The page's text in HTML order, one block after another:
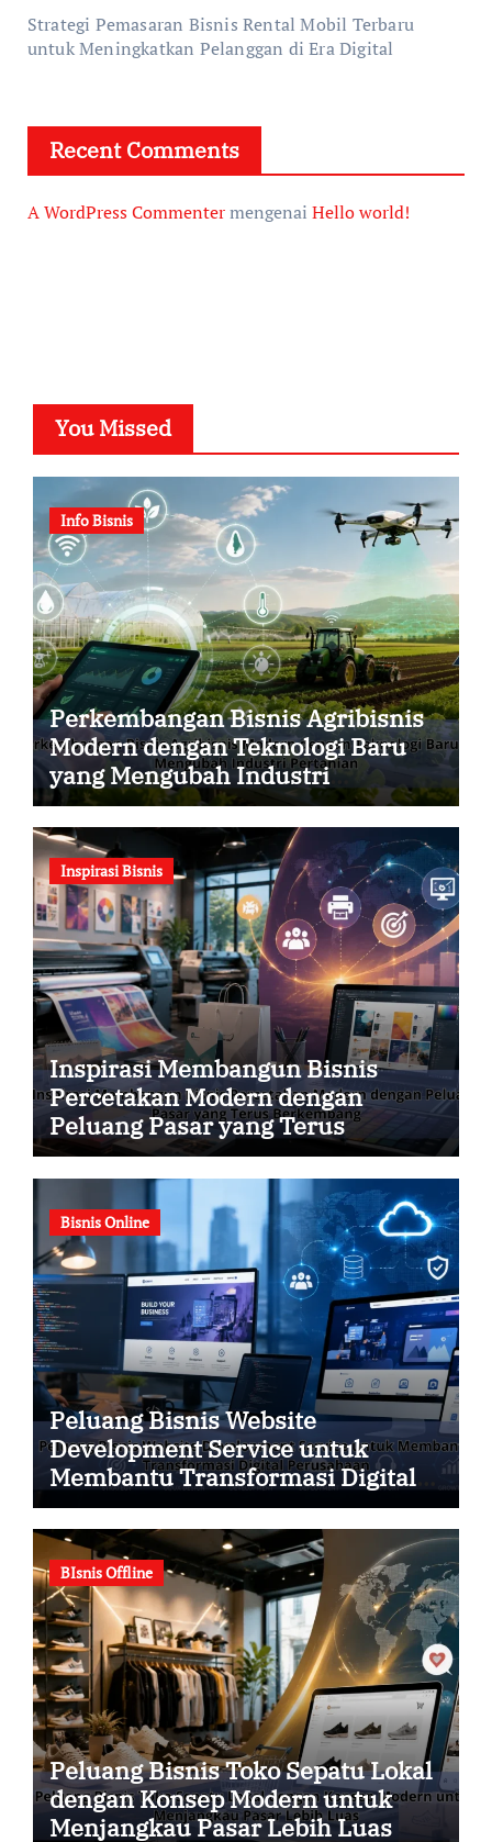
Strategi Pemasaran Bisnis Rental Mobil Terbaru
untuk Meningkatkan Pelanggan di Era Digital
Recent Comments
A WordPress Commentermengenai Hello world!
You Missed
Info Bisnis
Perkembangan Bisnis Agribisnis
Modern dengan Teknologi Baru
yang Mengubah Industri
Pertanian
Inspirasi Bisnis
Inspirasi Membangun Bisnis
Percetakan Modern dengan
Peluang Pasar yang Terus
Berkembang
Bisnis Online
Peluang Bisnis Website
Development Service untuk
Membantu Transformasi Digital
Perusahaan
BIsnis Offline
Peluang Bisnis Toko Sepatu Lokal
dengan Konsep Modern untuk
Menjangkau Pasar Lebih Luas